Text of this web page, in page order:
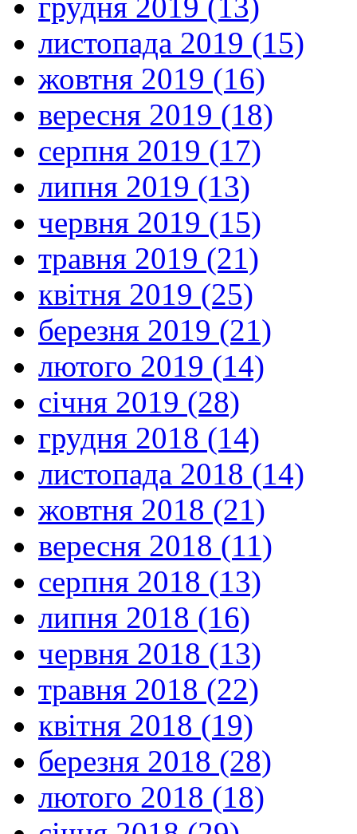
грудня 2019 (13)
листопада 2019 (15)
жовтня 2019 (16)
вересня 2019 (18)
серпня 2019 (17)
липня 2019 (13)
червня 2019 (15)
травня 2019 (21)
квітня 2019 (25)
березня 2019 (21)
лютого 2019 (14)
січня 2019 (28)
грудня 2018 (14)
листопада 2018 (14)
жовтня 2018 (21)
вересня 2018 (11)
серпня 2018 (13)
липня 2018 (16)
червня 2018 (13)
травня 2018 (22)
квітня 2018 (19)
березня 2018 (28)
лютого 2018 (18)